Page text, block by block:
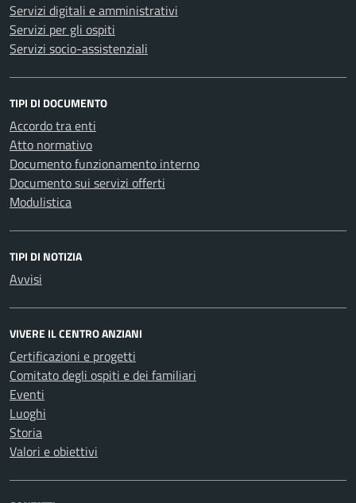
Servizi digitali e amministrativi
Servizi per gli ospiti
Servizi socio-assistenziali
TIPI DI DOCUMENTO
Accordo tra enti
Atto normativo
Documento funzionamento interno
Documento sui servizi offerti
Modulistica
TIPI DI NOTIZIA
Avvisi
VIVERE IL CENTRO ANZIANI
Certificazioni e progetti
Comitato degli ospiti e dei familiari
Eventi
Luoghi
Storia
Valori e obiettivi